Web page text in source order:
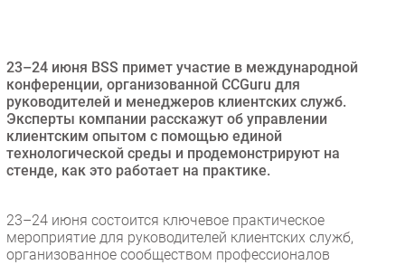
CIO/Управление ИТ
Гаджеты
Здоровье
РАЗДЕЛЫ
Аналитика
Интервью
23–24 июня BSS примет участие в международной
конференции, организованной CCGuru для
руководителей и менеджеров клиентских служб.
Эксперты компании расскажут об управлении
клиентским опытом с помощью единой
технологической среды и продемонстрируют на
стенде, как это работает на практике.
23–24 июня состоится ключевое практическое
мероприятие для руководителей клиентских служб,
организованное сообществом профессионалов